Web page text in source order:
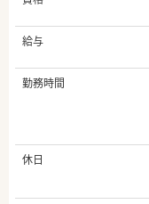
給与
勤務時間
休日